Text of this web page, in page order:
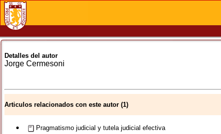
Detalles del autor
Jorge Cermesoni
Articulos relacionados con este autor (1)
Pragmatismo judicial y tutela judicial efectiva